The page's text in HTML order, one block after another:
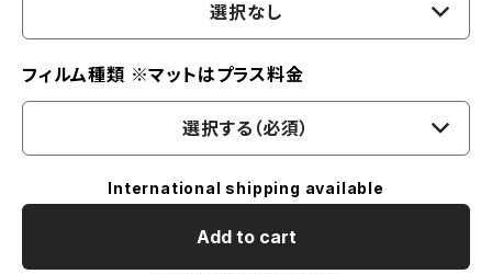
選択なし
フィルム種類 ※マットはプラス料金
選択する（必須）
International shipping available
Add to cart